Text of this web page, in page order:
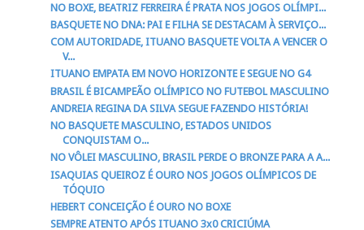
NO BOXE, BEATRIZ FERREIRA É PRATA NOS JOGOS OLÍMPI...
BASQUETE NO DNA: PAI E FILHA SE DESTACAM À SERVIÇO...
COM AUTORIDADE, ITUANO BASQUETE VOLTA A VENCER O
V...
ITUANO EMPATA EM NOVO HORIZONTE E SEGUE NO G4
BRASIL É BICAMPEÃO OLÍMPICO NO FUTEBOL MASCULINO
ANDREIA REGINA DA SILVA SEGUE FAZENDO HISTÓRIA!
NO BASQUETE MASCULINO, ESTADOS UNIDOS
CONQUISTAM O...
NO VÔLEI MASCULINO, BRASIL PERDE O BRONZE PARA A A...
ISAQUIAS QUEIROZ É OURO NOS JOGOS OLÍMPICOS DE
TÓQUIO
HEBERT CONCEIÇÃO É OURO NO BOXE
SEMPRE ATENTO APÓS ITUANO 3x0 CRICIÚMA